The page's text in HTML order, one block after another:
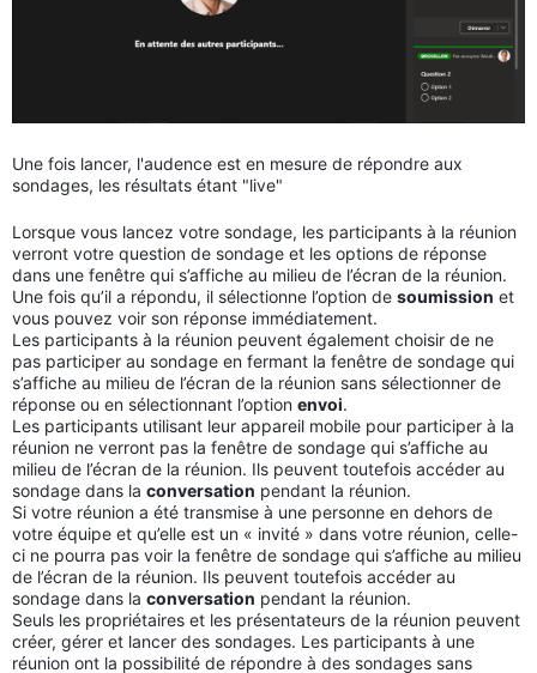
Une fois lancer, l'audence est en mesure de répondre aux
sondages, les résultats étant "live"
Lorsque vous lancez votre sondage, les participants à la réunion
verront votre question de sondage et les options de réponse
dans une fenêtre qui s’affiche au milieu de l’écran de la réunion.
Une fois qu’il a répondu, il sélectionne l’option de soumission et
vous pouvez voir son réponse immédiatement.
Les participants à la réunion peuvent également choisir de ne
pas participer au sondage en fermant la fenêtre de sondage qui
s’affiche au milieu de l’écran de la réunion sans sélectionner de
réponse ou en sélectionnant l’option envoi.
Les participants utilisant leur appareil mobile pour participer à la
réunion ne verront pas la fenêtre de sondage qui s’affiche au
milieu de l’écran de la réunion. Ils peuvent toutefois accéder au
sondage dans la conversation pendant la réunion.
Si votre réunion a été transmise à une personne en dehors de
votre équipe et qu’elle est un « invité » dans votre réunion, celle-
ci ne pourra pas voir la fenêtre de sondage qui s’affiche au milieu
de l’écran de la réunion. Ils peuvent toutefois accéder au
sondage dans la conversation pendant la réunion.
Seuls les propriétaires et les présentateurs de la réunion peuvent
créer, gérer et lancer des sondages. Les participants à une
réunion ont la possibilité de répondre à des sondages sans